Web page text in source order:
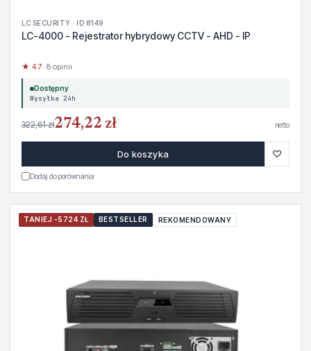
LC SECURITY · ID 8149
LC-4000 - Rejestrator hybrydowy CCTV - AHD - IP
★ 4.7· 8 opinii
Dostępny
Wysyłka 24h
322,61 zł274,22 zł netto
Do koszyka ♡
Dodaj do porównania
TANIEJ -5724 ZŁ BESTSELLER REKOMENDOWANY